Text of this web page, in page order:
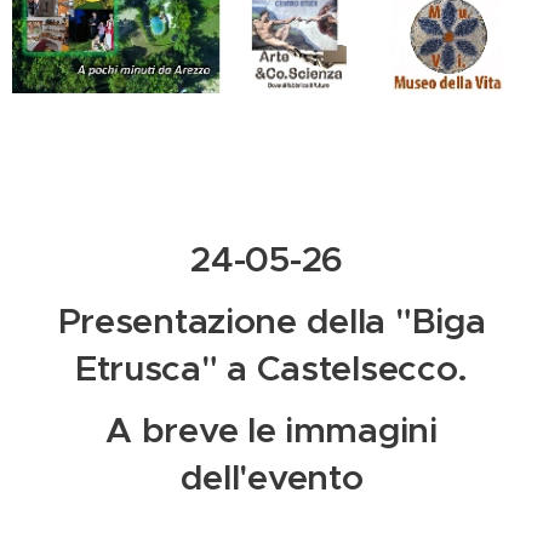
24-05-26
Presentazione della "Biga
Etrusca" a Castelsecco.
A breve le immagini
dell'evento